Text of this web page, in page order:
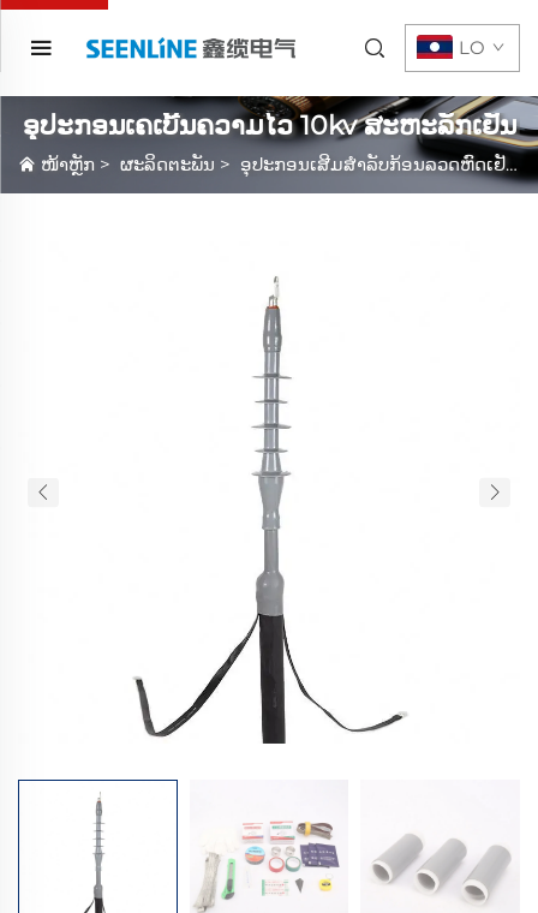
LO
ອຸປະກອນເຄເບີ້ນຄວາມໄວ 10kv ສະຫະລັກເຢັນ
ໜ້າຫຼັກ > ຜະລິດຕະພັນ > ອຸປະກອນເສີມສໍາລັບກ້ອນລວດຫົດເຢັນ